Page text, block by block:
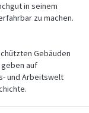
in seinem
zu machen.
Gebäuden
auf
und Arbeitswelt